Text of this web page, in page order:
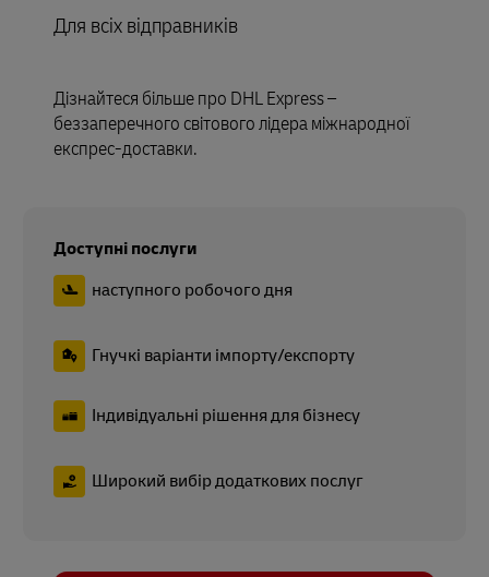
Для всіх відправників
Дізнайтеся більше про DHL Express –
беззаперечного світового лідера міжнародної
експрес-доставки.
Доступні послуги
наступного робочого дня
Гнучкі варіанти імпорту/експорту
Індивідуальні рішення для бізнесу
Широкий вибір додаткових послуг